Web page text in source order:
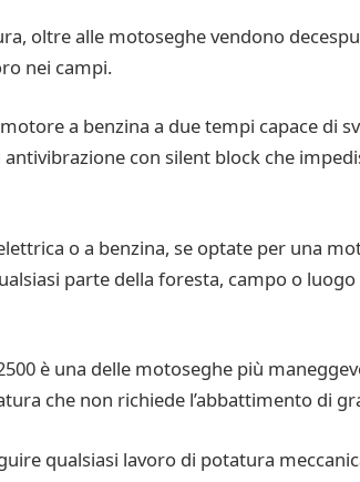
oltre alle motoseghe vendono
nei campi.
a benzina a due tempi capace di
con silent block che
o a benzina, se optate per una
parte della foresta, campo o
è una delle motoseghe più
che non richiede l’abbattimento di
qualsiasi lavoro di potatura